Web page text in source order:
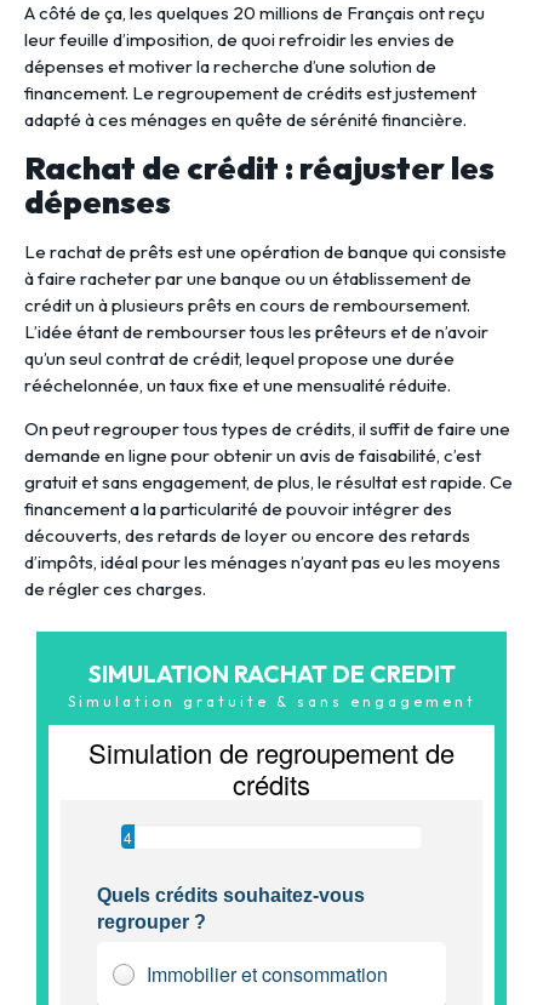
A côté de ça, les quelques 20 millions de Français ont reçu
leur feuille d’imposition, de quoi refroidir les envies de
dépenses et motiver la recherche d’une solution de
financement. Le regroupement de crédits est justement
adapté à ces ménages en quête de sérénité financière.
Rachat de crédit : réajuster les
dépenses
Le rachat de prêts est une opération de banque qui consiste
à faire racheter par une banque ou un établissement de
crédit un à plusieurs prêts en cours de remboursement.
L’idée étant de rembourser tous les prêteurs et de n’avoir
qu’un seul contrat de crédit, lequel propose une durée
rééchelonnée, un taux fixe et une mensualité réduite.
On peut regrouper tous types de crédits, il suffit de faire une
demande en ligne pour obtenir un avis de faisabilité, c’est
gratuit et sans engagement, de plus, le résultat est rapide. Ce
financement a la particularité de pouvoir intégrer des
découverts, des retards de loyer ou encore des retards
d’impôts, idéal pour les ménages n’ayant pas eu les moyens
de régler ces charges.
SIMULATION RACHAT DE CREDIT
Simulation gratuite & sans engagement